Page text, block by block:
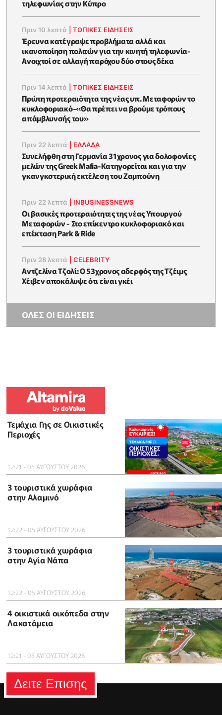
τηλεφωνίας στην Κύπρο
Πριν 10 λεπτά |ΤΟΠΙΚΕΣ ΕΙΔΗΣΕΙΣ
Έρευνα κατέγραψε προβλήματα αλλά και
ικανοποίηση πολιτών για την κινητή τηλεφωνία-
Ανοιχτοί σε αλλαγή παρόχου δύο στους δέκα
Πριν 14 λεπτά |ΤΟΠΙΚΕΣ ΕΙΔΗΣΕΙΣ
Πρώτη προτεραιότητα της νέας υπ. Μεταφορών το
κυκλοφοριακό-«Θα πρέπει να βρούμε τρόπους
απάμβλυνσής του»
Πριν 22 λεπτά ΕΛΛΑΔΑ
Συνελήφθη στη Γερμανία 31χρονος για δολοφονίες
μελών της Greek Mafia-Κατηγορείται και για την
γκανγκστερική εκτέλεση του Ζαμπούνη
Πριν 22 λεπτά INBUSINESSNEWS
Οι βασικές προτεραιότητες της νέας Υπουργού
Μεταφορών - Στο επίκεντρο κυκλοφοριακό και
επέκταση Park & Ride
Πριν 28 λεπτά |CELEBRITY
Αντζελίνα Τζολί: Ο 53χρονος αδερφός της Τζέιμς
Χέιβεν αποκάλυψε ότι είναι γκέι
ΟΛΕΣ ΟΙ ΕΙΔΗΣΕΙΣ
Τεμάχια Γης σε Οικιστικές
Περιοχές
12:21 - 05 ΑΥΓΟΥΣΤΟΥ 2026
3 τουριστικά χωράφια
στην Αλαμινό
12:22 - 05 ΑΥΓΟΥΣΤΟΥ 2026
3 τουριστικά χωράφια
στην Αγία Νάπα
12:22 - 05 ΑΥΓΟΥΣΤΟΥ 2026
4 οικιστικά οικόπεδα στην
Λακατάμεια
12:21 - 05 ΑΥΓΟΥΣΤΟΥ 2026
Δειτε Επισης